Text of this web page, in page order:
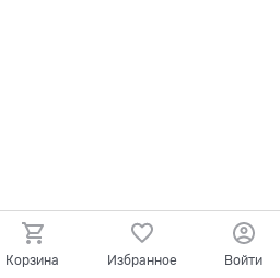
Корзина Избранное Войти